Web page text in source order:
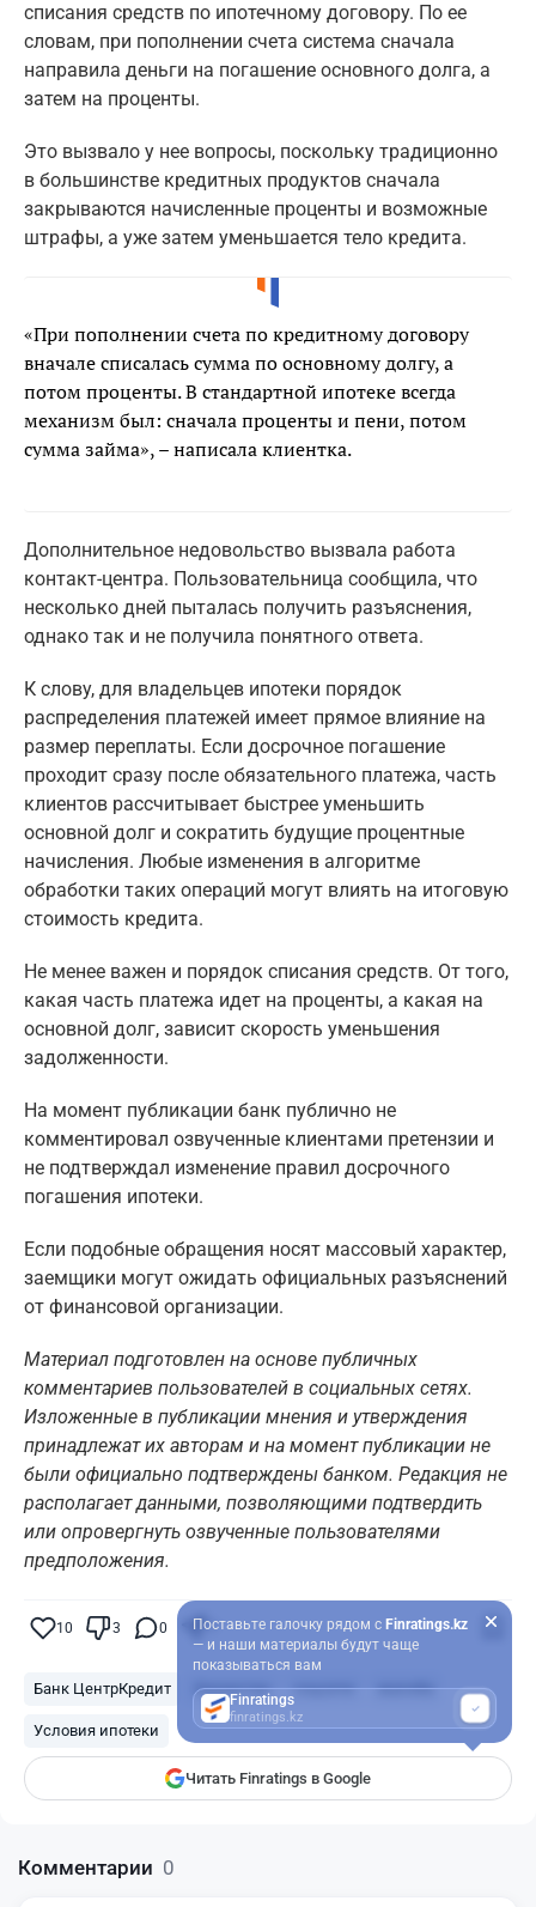
списания средств по ипотечному договору. По ее
словам, при пополнении счета система сначала
направила деньги на погашение основного долга, а
затем на проценты.
Это вызвало у нее вопросы, поскольку традиционно
в большинстве кредитных продуктов сначала
закрываются начисленные проценты и возможные
штрафы, а уже затем уменьшается тело кредита.
«При пополнении счета по кредитному договору
вначале списалась сумма по основному долгу, а
потом проценты. В стандартной ипотеке всегда
механизм был: сначала проценты и пени, потом
сумма займа», – написала клиентка.
Дополнительное недовольство вызвала работа
контакт-центра. Пользовательница сообщила, что
несколько дней пыталась получить разъяснения,
однако так и не получила понятного ответа.
К слову, для владельцев ипотеки порядок
распределения платежей имеет прямое влияние на
размер переплаты. Если досрочное погашение
проходит сразу после обязательного платежа, часть
клиентов рассчитывает быстрее уменьшить
основной долг и сократить будущие процентные
начисления. Любые изменения в алгоритме
обработки таких операций могут влиять на итоговую
стоимость кредита.
Не менее важен и порядок списания средств. От того,
какая часть платежа идет на проценты, а какая на
основной долг, зависит скорость уменьшения
задолженности.
На момент публикации банк публично не
комментировал озвученные клиентами претензии и
не подтверждал изменение правил досрочного
погашения ипотеки.
Если подобные обращения носят массовый характер,
заемщики могут ожидать официальных разъяснений
от финансовой организации.
Материал подготовлен на основе публичных
комментариев пользователей в социальных сетях.
Изложенные в публикации мнения и утверждения
принадлежат их авторам и на момент публикации не
были официально подтверждены банком. Редакция не
располагает данными, позволяющими подтвердить
или опровергнуть озвученные пользователями
предположения.
10 3 0 7
Банк ЦентрКредит Казахстан соцсети жалоба
Условия ипотеки
Читать Finratings в Google
Поставьте галочку рядом с Finratings.kz
— и наши материалы будут чаще
показываться вам
Finratings
finratings.kz
Комментарии 0